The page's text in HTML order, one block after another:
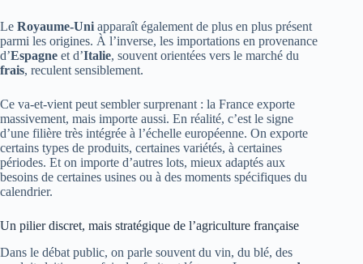
Le Royaume-Uni apparaît également de plus en plus présent
parmi les origines. À l’inverse, les importations en provenance
d’Espagne et d’Italie, souvent orientées vers le marché du
frais, reculent sensiblement.
Ce va-et-vient peut sembler surprenant : la France exporte
massivement, mais importe aussi. En réalité, c’est le signe
d’une filière très intégrée à l’échelle européenne. On exporte
certains types de produits, certaines variétés, à certaines
périodes. Et on importe d’autres lots, mieux adaptés aux
besoins de certaines usines ou à des moments spécifiques du
calendrier.
Un pilier discret, mais stratégique de l’agriculture française
Dans le débat public, on parle souvent du vin, du blé, des